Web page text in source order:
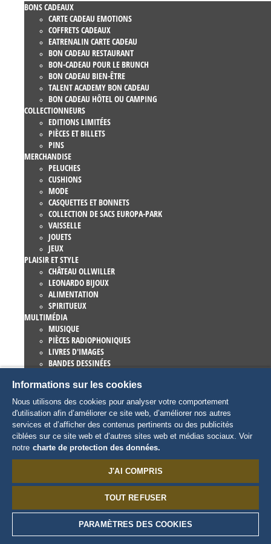
BONS CADEAUX
CARTE CADEAU EMOTIONS
COFFRETS CADEAUX
EATRENALIN CARTE CADEAU
BON CADEAU RESTAURANT
BON-CADEAU POUR LE BRUNCH
BON CADEAU BIEN-ÊTRE
TALENT ACADEMY BON CADEAU
BON CADEAU HÔTEL OU CAMPING
COLLECTIONNEURS
EDITIONS LIMITÉES
PIÈCES ET BILLETS
PINS
MERCHANDISE
PELUCHES
CUSHIONS
MODE
CASQUETTES ET BONNETS
COLLECTION DE SACS EUROPA-PARK
VAISSELLE
JOUETS
JEUX
PLAISIR ET STYLE
CHÂTEAU OLLWILLER
LEONARDO BIJOUX
ALIMENTATION
SPIRITUEUX
MULTIMÉDIA
MUSIQUE
PIÈCES RADIOPHONIQUES
LIVRES D'IMAGES
BANDES DESSINÉES
EUROPA-PARK LIVRES
JEUX ET FILMS
COLLECTIONS
EUROPA-PARK ATTRACTIONS
TRAUMATICA – FESTIVAL OF FEAR
ARTICLES COLLECTORS
EATRENALIN
CHARACTERS
ED EUROMAUS
EDDA EUROMAUSI
MADAME FREUDENREICH
Informations sur les cookies
Nous utilisons des cookies pour analyser votre comportement
d'utilisation afin d’améliorer ce site web, d’améliorer nos autres
services et d’afficher des contenus pertinents ou des publicités
ciblées sur ce site web et d’autres sites web et médias sociaux. Voir
notre charte de protection des données.
J'AI COMPRIS
TOUT REFUSER
PARAMÈTRES DES COOKIES